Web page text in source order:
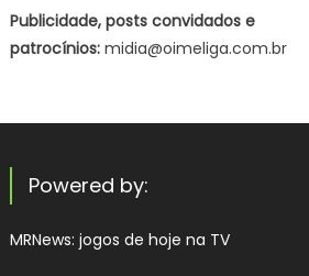
Publicidade, posts convidados e
patrocínios:midia@oimeliga.com.br
Powered by:
MRNews: jogos de hoje na TV